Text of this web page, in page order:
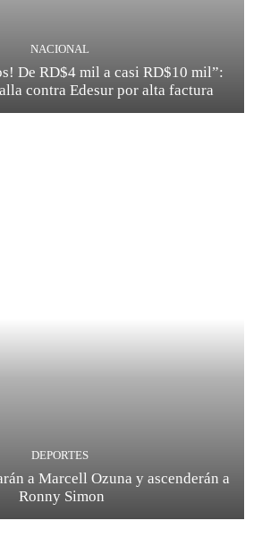
NACIONAL
De RD$4 mil a casi RD$10 mil”:
contra Edesur por alta factura
DEPORTES
a Marcell Ozuna y ascenderán a
Ronny Simon